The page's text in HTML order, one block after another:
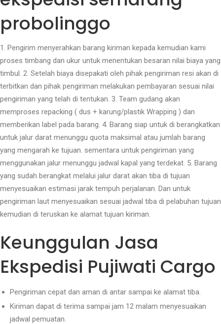
probolinggo
1. Pengirim menyerahkan barang kiriman kepada kemudian kami
proses timbang dan ukur untuk menentukan besaran nilai biaya yang
timbul. 2. Setelah biaya disepakati oleh pihak pengiriman resi akan di
terbitkan dan pihak pengiriman melakukan pembayaran sesuai nilai
pengiriman yang telah di tentukan. 3. Team gudang akan
memproses repacking ( dus + karung/plastik Wrapping ) dan
memberikan label pada barang. 4. Barang siap untuk di berangkatkan
untuk jalur darat menunggu quota maksimal atau jumlah barang
yang mengarah ke tujuan. sementara untuk pengiriman yang
menggunakan jalur menunggu jadwal kapal yang terdekat. 5. Barang
yang sudah berangkat melalui jalur darat akan tiba di tujuan
menyesuaikan estimasi jarak tempuh perjalanan. Dan untuk
pengiriman laut menyesuaikan sesuai jadwal tiba di pelabuhan tujuan
kemudian di teruskan ke alamat tujuan kiriman.
Keunggulan Jasa
Ekspedisi Pujiwati Cargo
Pengiriman cepat dan aman di antar sampai ke alamat tiba.
Kiriman dapat di terima sampai jam 12 malam menyesuaikan
jadwal pemuatan.